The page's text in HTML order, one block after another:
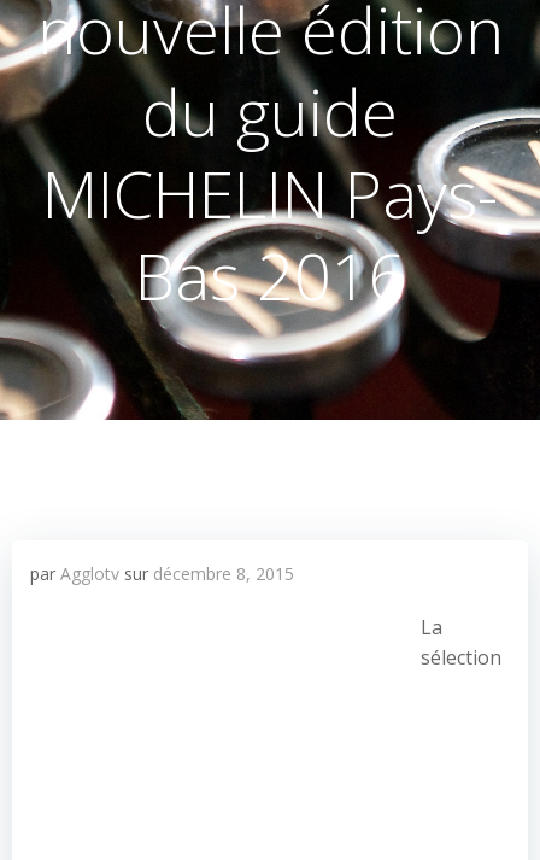
nouvelle édition
du guide
MICHELIN Pays-
Bas 2016
par Agglotv sur décembre 8, 2015
La
sélection